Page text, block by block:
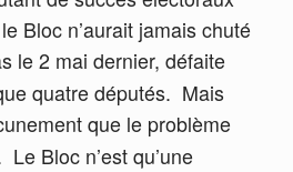
Bloc n’aurait jamais chuté
le 2 mai dernier, défaite
quatre députés. Mais
que le problème
Le Bloc n’est qu’une